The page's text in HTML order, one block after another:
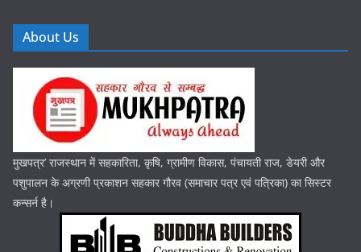
About Us
मुखपत्र’ राजस्थान में सहकारिता, कृषि, ग्रामीण विकास, पंचायती राज, डेयरी और
पशुपालन के अग्रणी प्रकाशन सहकार गौरव (समाचार पत्र एवं पत्रिका) का सिस्टर
कन्सर्न है।